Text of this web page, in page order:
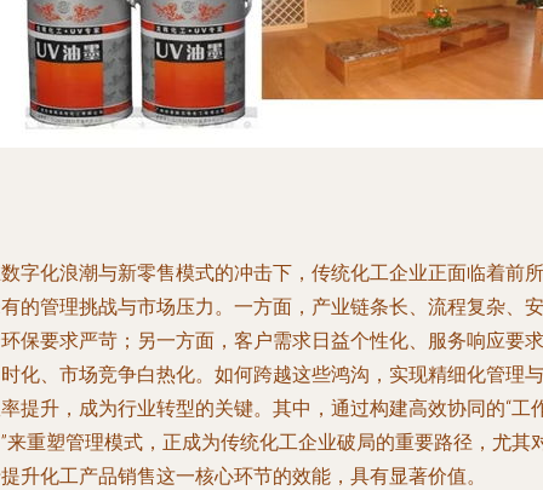
字化浪潮与新零售模式的冲击下，传统化工企业正面临着前所
的管理挑战与市场压力。一方面，产业链条长、流程复杂、安
保要求严苛；另一方面，客户需求日益个性化、服务响应要求
化、市场竞争白热化。如何跨越这些鸿沟，实现精细化管理与
提升，成为行业转型的关键。其中，通过构建高效协同的“工
来重塑管理模式，正成为传统化工企业破局的重要路径，尤其
升化工产品销售这一核心环节的效能，具有显著价值。